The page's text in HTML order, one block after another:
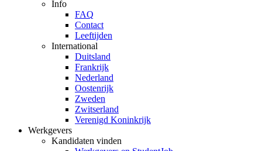
Info
FAQ
Contact
Leeftijden
International
Duitsland
Frankrijk
Nederland
Oostenrijk
Zweden
Zwitserland
Verenigd Koninkrijk
Werkgevers
Kandidaten vinden